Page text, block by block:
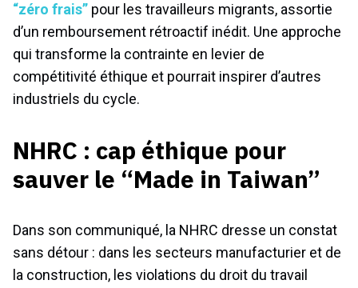
“zéro frais” pour les travailleurs migrants, assortie
d’un remboursement rétroactif inédit. Une approche
qui transforme la contrainte en levier de
compétitivité éthique et pourrait inspirer d’autres
industriels du cycle.
NHRC : cap éthique pour
sauver le “Made in Taiwan”
Dans son communiqué, la NHRC dresse un constat
sans détour : dans les secteurs manufacturier et de
la construction, les violations du droit du travail